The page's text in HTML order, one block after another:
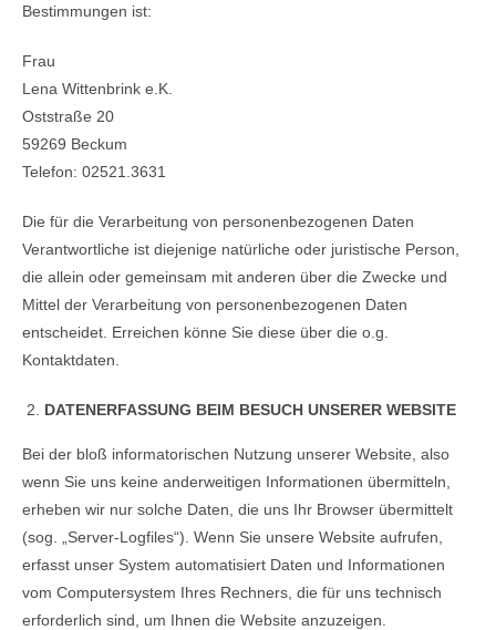
Bestimmungen ist:
Frau
Lena Wittenbrink e.K.
Oststraße 20
59269 Beckum
Telefon: 02521.3631
Die für die Verarbeitung von personenbezogenen Daten
Verantwortliche ist diejenige natürliche oder juristische Person,
die allein oder gemeinsam mit anderen über die Zwecke und
Mittel der Verarbeitung von personenbezogenen Daten
entscheidet. Erreichen könne Sie diese über die o.g.
Kontaktdaten.
DATENERFASSUNG BEIM BESUCH UNSERER WEBSITE
Bei der bloß informatorischen Nutzung unserer Website, also
wenn Sie uns keine anderweitigen Informationen übermitteln,
erheben wir nur solche Daten, die uns Ihr Browser übermittelt
(sog. „Server-Logfiles“). Wenn Sie unsere Website aufrufen,
erfasst unser System automatisiert Daten und Informationen
vom Computersystem Ihres Rechners, die für uns technisch
erforderlich sind, um Ihnen die Website anzuzeigen.